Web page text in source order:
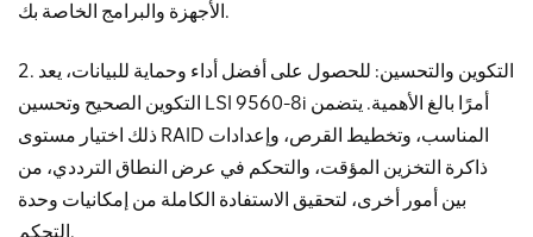
الأجهزة والبرامج الخاصة بك.
2. التكوين والتحسين: للحصول على أفضل أداء وحماية للبيانات، يعد
التكوين الصحيح وتحسين LSI 9560-8i أمرًا بالغ الأهمية. يتضمن
ذلك اختيار مستوى RAID المناسب، وتخطيط القرص، وإعدادات
ذاكرة التخزين المؤقت، والتحكم في عرض النطاق الترددي، من
بين أمور أخرى، لتحقيق الاستفادة الكاملة من إمكانيات وحدة
التحكم.